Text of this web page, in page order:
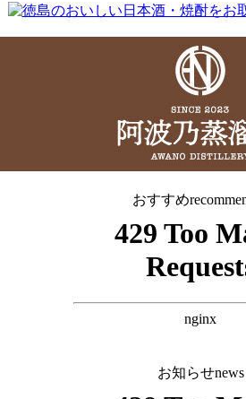
おすすめ
お知らせnews